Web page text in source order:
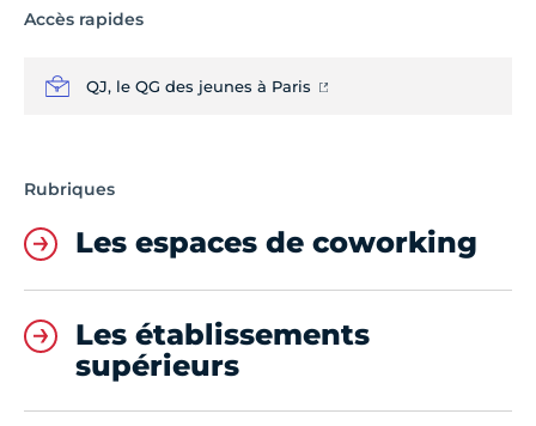
Accès rapides
QJ, le QG des jeunes à Paris
Rubriques
Les espaces de coworking
Les établissements
supérieurs